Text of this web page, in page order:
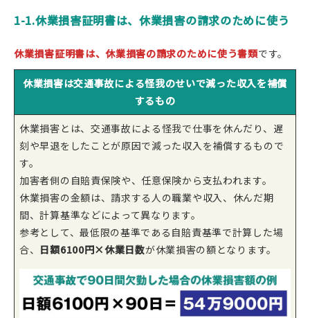
1-1.休業損害証明書は、休業損害の請求のために使う
休業損害証明書は、休業損害の請求のために使う書類です。
休業損害は交通事故による怪我のせいで減った収入を補償
するもの
休業損害とは、交通事故による怪我で仕事を休んだり、遅
刻や早退をしたことが原因で減った収入を補償するもので
す。
加害者側の自賠責保険や、任意保険から支払われます。
休業損害の金額は、請求する人の職業や収入、休んだ期
間、計算基準などによって異なります。
参考として、最低限の基準である自賠責基準で計算した場
合、 日額6100円×休業日数が休業損害の額となります。